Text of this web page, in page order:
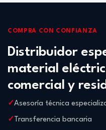
COMPRA CON CONFIANZA
Distribuidor
material
comercial y
Asesoría técnica
Transferencia bancaria